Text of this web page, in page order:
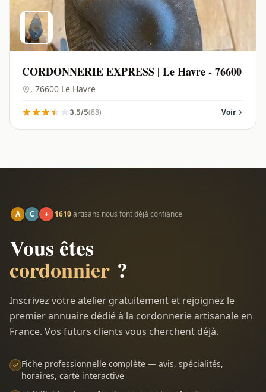
CORDONNERIE EXPRESS | Le Havre - 76600
, 76600 Le Havre
3.5/5(88) Voir
A C + 1610artisans nous font déjà confiance
Vous êtes
cordonnier ?
Inscrivez votre atelier gratuitement et rejoignez le
premier annuaire dédié à la cordonnerie artisanale en
France. Vos futurs clients vous cherchent déjà.
Fiche professionnelle complète — avis, spécialités,
horaires, carte interactive